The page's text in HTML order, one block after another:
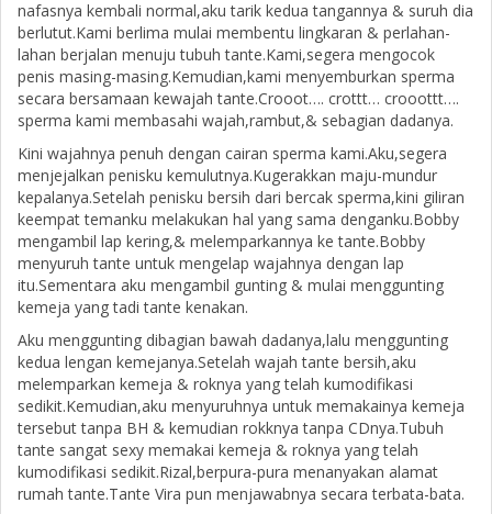
nafasnya kembali normal,aku tarik kedua tangannya & suruh dia
berlutut.Kami berlima mulai membentu lingkaran & perlahan-
lahan berjalan menuju tubuh tante.Kami,segera mengocok
penis masing-masing.Kemudian,kami menyemburkan sperma
secara bersamaan kewajah tante.Crooot…. crottt… crooottt….
sperma kami membasahi wajah,rambut,& sebagian dadanya.
Kini wajahnya penuh dengan cairan sperma kami.Aku,segera
menjejalkan penisku kemulutnya.Kugerakkan maju-mundur
kepalanya.Setelah penisku bersih dari bercak sperma,kini giliran
keempat temanku melakukan hal yang sama denganku.Bobby
mengambil lap kering,& melemparkannya ke tante.Bobby
menyuruh tante untuk mengelap wajahnya dengan lap
itu.Sementara aku mengambil gunting & mulai menggunting
kemeja yang tadi tante kenakan.
Aku menggunting dibagian bawah dadanya,lalu menggunting
kedua lengan kemejanya.Setelah wajah tante bersih,aku
melemparkan kemeja & roknya yang telah kumodifikasi
sedikit.Kemudian,aku menyuruhnya untuk memakainya kemeja
tersebut tanpa BH & kemudian rokknya tanpa CDnya.Tubuh
tante sangat sexy memakai kemeja & roknya yang telah
kumodifikasi sedikit.Rizal,berpura-pura menanyakan alamat
rumah tante.Tante Vira pun menjawabnya secara terbata-bata.